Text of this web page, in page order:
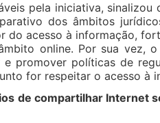
pela iniciativa,
dos âmbitos
do acesso à informação,
online. Por sua vez,
promover políticas de
for respeitar o acesso à
de compartilhar Internet